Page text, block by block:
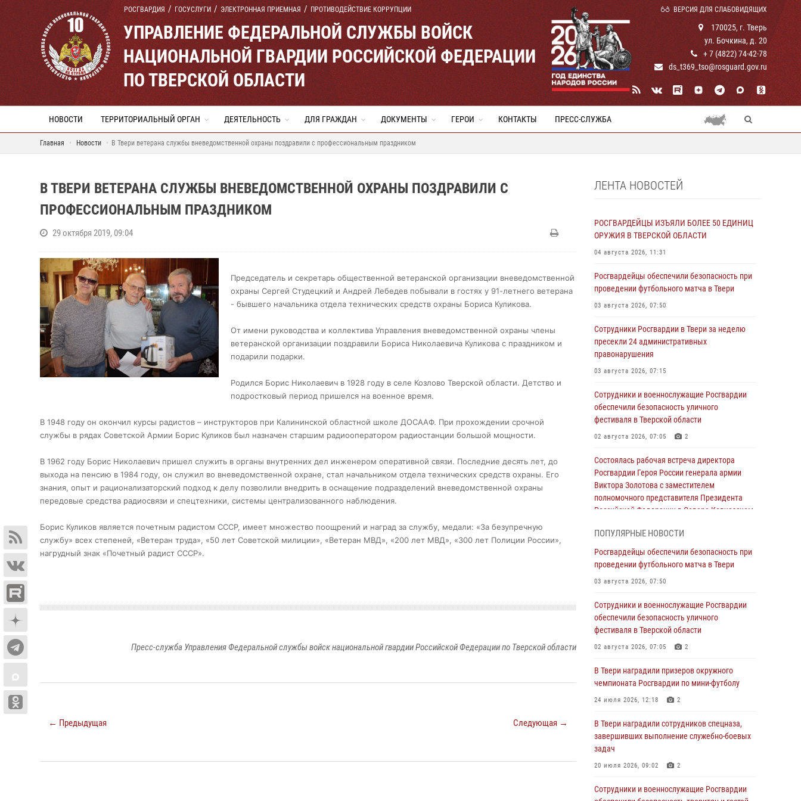
РОСГВАРДИЯ ГОСУСЛУГИ ЭЛЕКТРОННАЯ ПРИЕМНАЯ ПРОТИВОДЕЙСТВИЕ КОРРУПЦИИ ВЕРСИЯ ДЛЯ СЛАБОВИДЯЩИХ
УПРАВЛЕНИЕ ФЕДЕРАЛЬНОЙ СЛУЖБЫ ВОЙСК
НАЦИОНАЛЬНОЙ ГВАРДИИ РОССИЙСКОЙ ФЕДЕРАЦИИ
ПО ТВЕРСКОЙ ОБЛАСТИ
170025, г. Тверь
ул. Бочкина, д. 20
+ 7 (4822) 74-42-78
ds_t369_tso@rosguard.gov.ru
НОВОСТИ ТЕРРИТОРИАЛЬНЫЙ ОРГАН ДЕЯТЕЛЬНОСТЬ ДЛЯ ГРАЖДАН ДОКУМЕНТЫ ГЕРОИ КОНТАКТЫ ПРЕСС-СЛУЖБА
Главная Новости В Твери ветерана службы вневедомственной охраны поздравили с профессиональным праздником
В ТВЕРИ ВЕТЕРАНА СЛУЖБЫ ВНЕВЕДОМСТВЕННОЙ ОХРАНЫ ПОЗДРАВИЛИ С
ПРОФЕССИОНАЛЬНЫМ ПРАЗДНИКОМ
29 октября 2019, 09:04
Председатель и секретарь общественной ветеранской организации вневедомственной
охраны Сергей Студецкий и Андрей Лебедев побывали в гостях у 91-летнего ветерана
- бывшего начальника отдела технических средств охраны Бориса Куликова.
От имени руководства и коллектива Управления вневедомственной охраны члены
ветеранской организации поздравили Бориса Николаевича Куликова с праздником и
подарили подарки.
Родился Борис Николаевич в 1928 году в селе Козлово Тверской области. Детство и
подростковый период пришелся на военное время.
В 1948 году он окончил курсы радистов – инструкторов при Калининской областной школе ДОСААФ. При прохождении срочной
службы в рядах Советской Армии Борис Куликов был назначен старшим радиооператором радиостанции большой мощности.
В 1962 году Борис Николаевич пришел служить в органы внутренних дел инженером оперативной связи. Последние десять лет, до
выхода на пенсию в 1984 году, он служил во вневедомственной охране, стал начальником отдела технических средств охраны. Его
знания, опыт и рационализаторский подход к делу позволили внедрить в оснащение подразделений вневедомственной охраны
передовые средства радиосвязи и спецтехники, системы централизованного наблюдения.
Борис Куликов является почетным радистом СССР, имеет множество поощрений и наград за службу, медали: «За безупречную
службу» всех степеней, «Ветеран труда», «50 лет Советской милиции», «Ветеран МВД», «200 лет МВД», «300 лет Полиции России»,
нагрудный знак «Почетный радист СССР».
Пресс-служба Управления Федеральной службы войск национальной гвардии Российской Федерации по Тверской области
← Предыдущая Следующая →
ЛЕНТА НОВОСТЕЙ
РОСГВАРДЕЙЦЫ ИЗЪЯЛИ БОЛЕЕ 50 ЕДИНИЦ
ОРУЖИЯ В ТВЕРСКОЙ ОБЛАСТИ
04 августа 2026, 11:31
Росгвардейцы обеспечили безопасность при
проведении футбольного матча в Твери
03 августа 2026, 07:50
Сотрудники Росгвардии в Твери за неделю
пресекли 24 административных
правонарушения
03 августа 2026, 07:15
Сотрудники и военнослужащие Росгвардии
обеспечили безопасность уличного
фестиваля в Тверской области
02 августа 2026, 07:05 2
Состоялась рабочая встреча директора
Росгвардии Героя России генерала армии
Виктора Золотова с заместителем
полномочного представителя Президента
Российской Федерации в Северо-Кавказском
Росгвардейцы в Твери приняли участие в
Сотрудники вневедомственной охраны
совершили 250 выездов и пресекли 20
правонарушений за неделю в Тверской
27 июля 2026, 08:29
В Твери наградили призеров окружного
24 июля 2026, 12:18 2
Росгвардейцы оказали помощь водителю на
дороге в городе Кашин
ПОПУЛЯРНЫЕ НОВОСТИ
Росгвардейцы обеспечили безопасность при
проведении футбольного матча в Твери
03 августа 2026, 07:50
Сотрудники и военнослужащие Росгвардии
обеспечили безопасность уличного
фестиваля в Тверской области
02 августа 2026, 07:05 2
В Твери наградили призеров окружного
чемпионата Росгвардии по мини-футболу
24 июля 2026, 12:18 2
В Твери наградили сотрудников спецназа,
завершивших выполнение служебно-боевых
задач
20 июля 2026, 09:02 2
Сотрудники и военнослужащие Росгвардии